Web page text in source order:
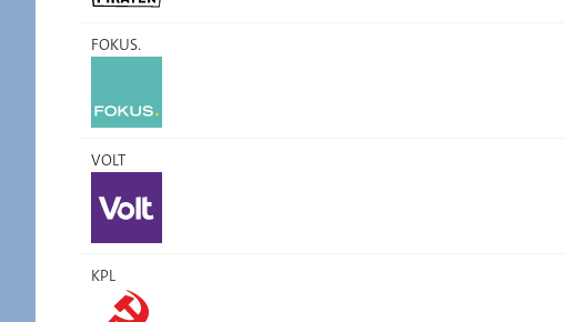
FOKUS.
VOLT
KPL